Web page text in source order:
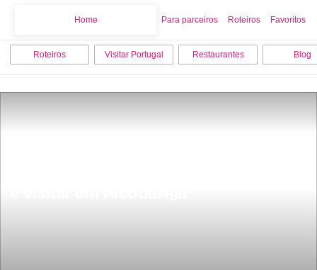
Home Para parceiros Roteiros Favoritos
Roteiros Visitar Portugal Restaurantes Blog